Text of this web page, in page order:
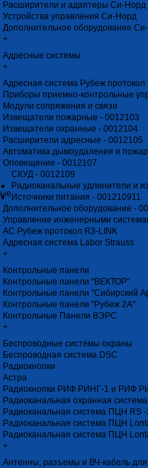
Расширители и адаптеры Си-Норд
Устройства управления Си-Норд
Дополнительное оборудование
+
Адресные системы
+
Адресная система Рубеж протокол
Приборы приемно-контрольные
Модули сопряжения и связи
Извещатели пожарные - 0012103
Извещатели охранные - 0012104
Расширители адресные - 0012105
Автоматика дымоудаления и
Оповещение - 0012107
СКУД - 0012109
Радиоканальные удлинители и
Источники питания - 001210911
Дополнительное оборудование -
Управление инженерными
АС Рубеж протокол R3-LINK
Адресная система Labor Strauss
+
Контрольные панели
Контрольные панели "ВЕКТОР"
Контрольные панели "Сибирский
Контрольные панели "Рубеж 2А"
Контрольные Панели ВЭРС
+
Беспроводные системы охраны
Беспроводная система DSC
Радиокнопки
Астра
Радиокнопки РИФ РИНГ-1 и РИФ
Радиоканальная охранная
Радиоканальная система ПЦН RS
Радиоканальная система ПЦН
Радиоканальная система ПЦН
+
Антенны, разъемы и ВЧ-кабель